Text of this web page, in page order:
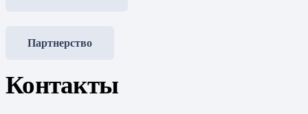
Партнерство
Контакты